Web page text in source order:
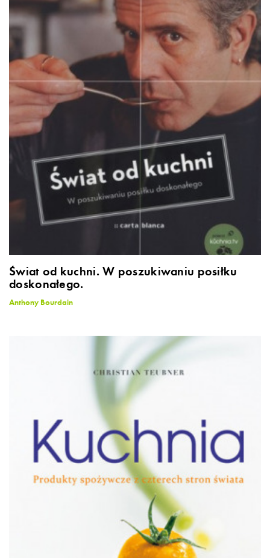
Świat od kuchni. W poszukiwaniu posiłku
doskonałego.
Anthony Bourdain